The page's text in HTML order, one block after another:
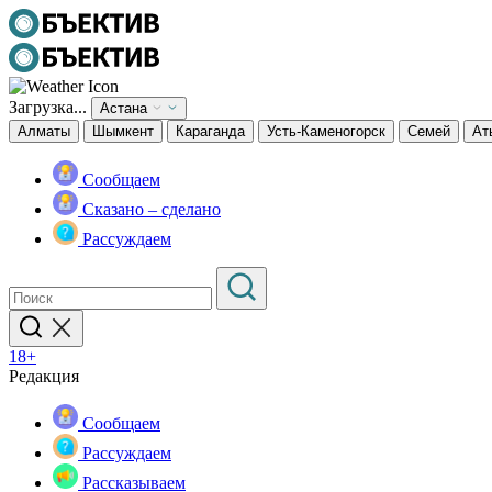
Загрузка...
Астана
Алматы
Шымкент Караганда Усть-Каменогорск Семей
Сообщаем
Сказано – сделано
Рассуждаем
18+
Редакция
Сообщаем
Рассуждаем
Рассказываем